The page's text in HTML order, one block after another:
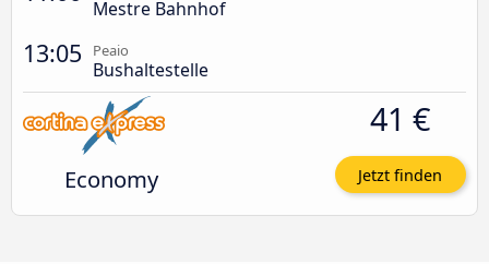
Mestre Bahnhof
13:05 Peaio
Bushaltestelle
Economy
41 €
Jetzt finden